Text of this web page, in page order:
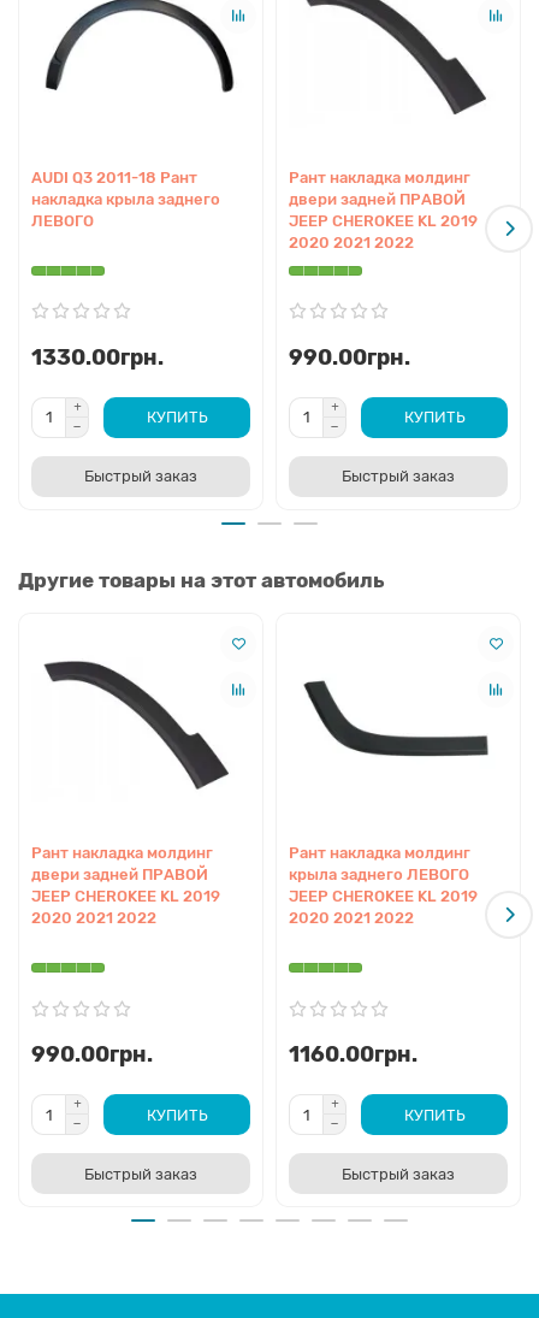
AUDI Q3 2011-18 Рант
накладка крыла заднего
ЛЕВОГО
1330.00грн.
КУПИТЬ
Быстрый заказ
Рант накладка молдинг
двери задней ПРАВОЙ
JEEP CHEROKEE KL 2019
2020 2021 2022
990.00грн.
КУПИТЬ
Быстрый заказ
Другие товары на этот автомобиль
Рант накладка молдинг
двери задней ПРАВОЙ
JEEP CHEROKEE KL 2019
2020 2021 2022
990.00грн.
КУПИТЬ
Быстрый заказ
Рант накладка молдинг
крыла заднего ЛЕВОГО
JEEP CHEROKEE KL 2019
2020 2021 2022
1160.00грн.
КУПИТЬ
Быстрый заказ